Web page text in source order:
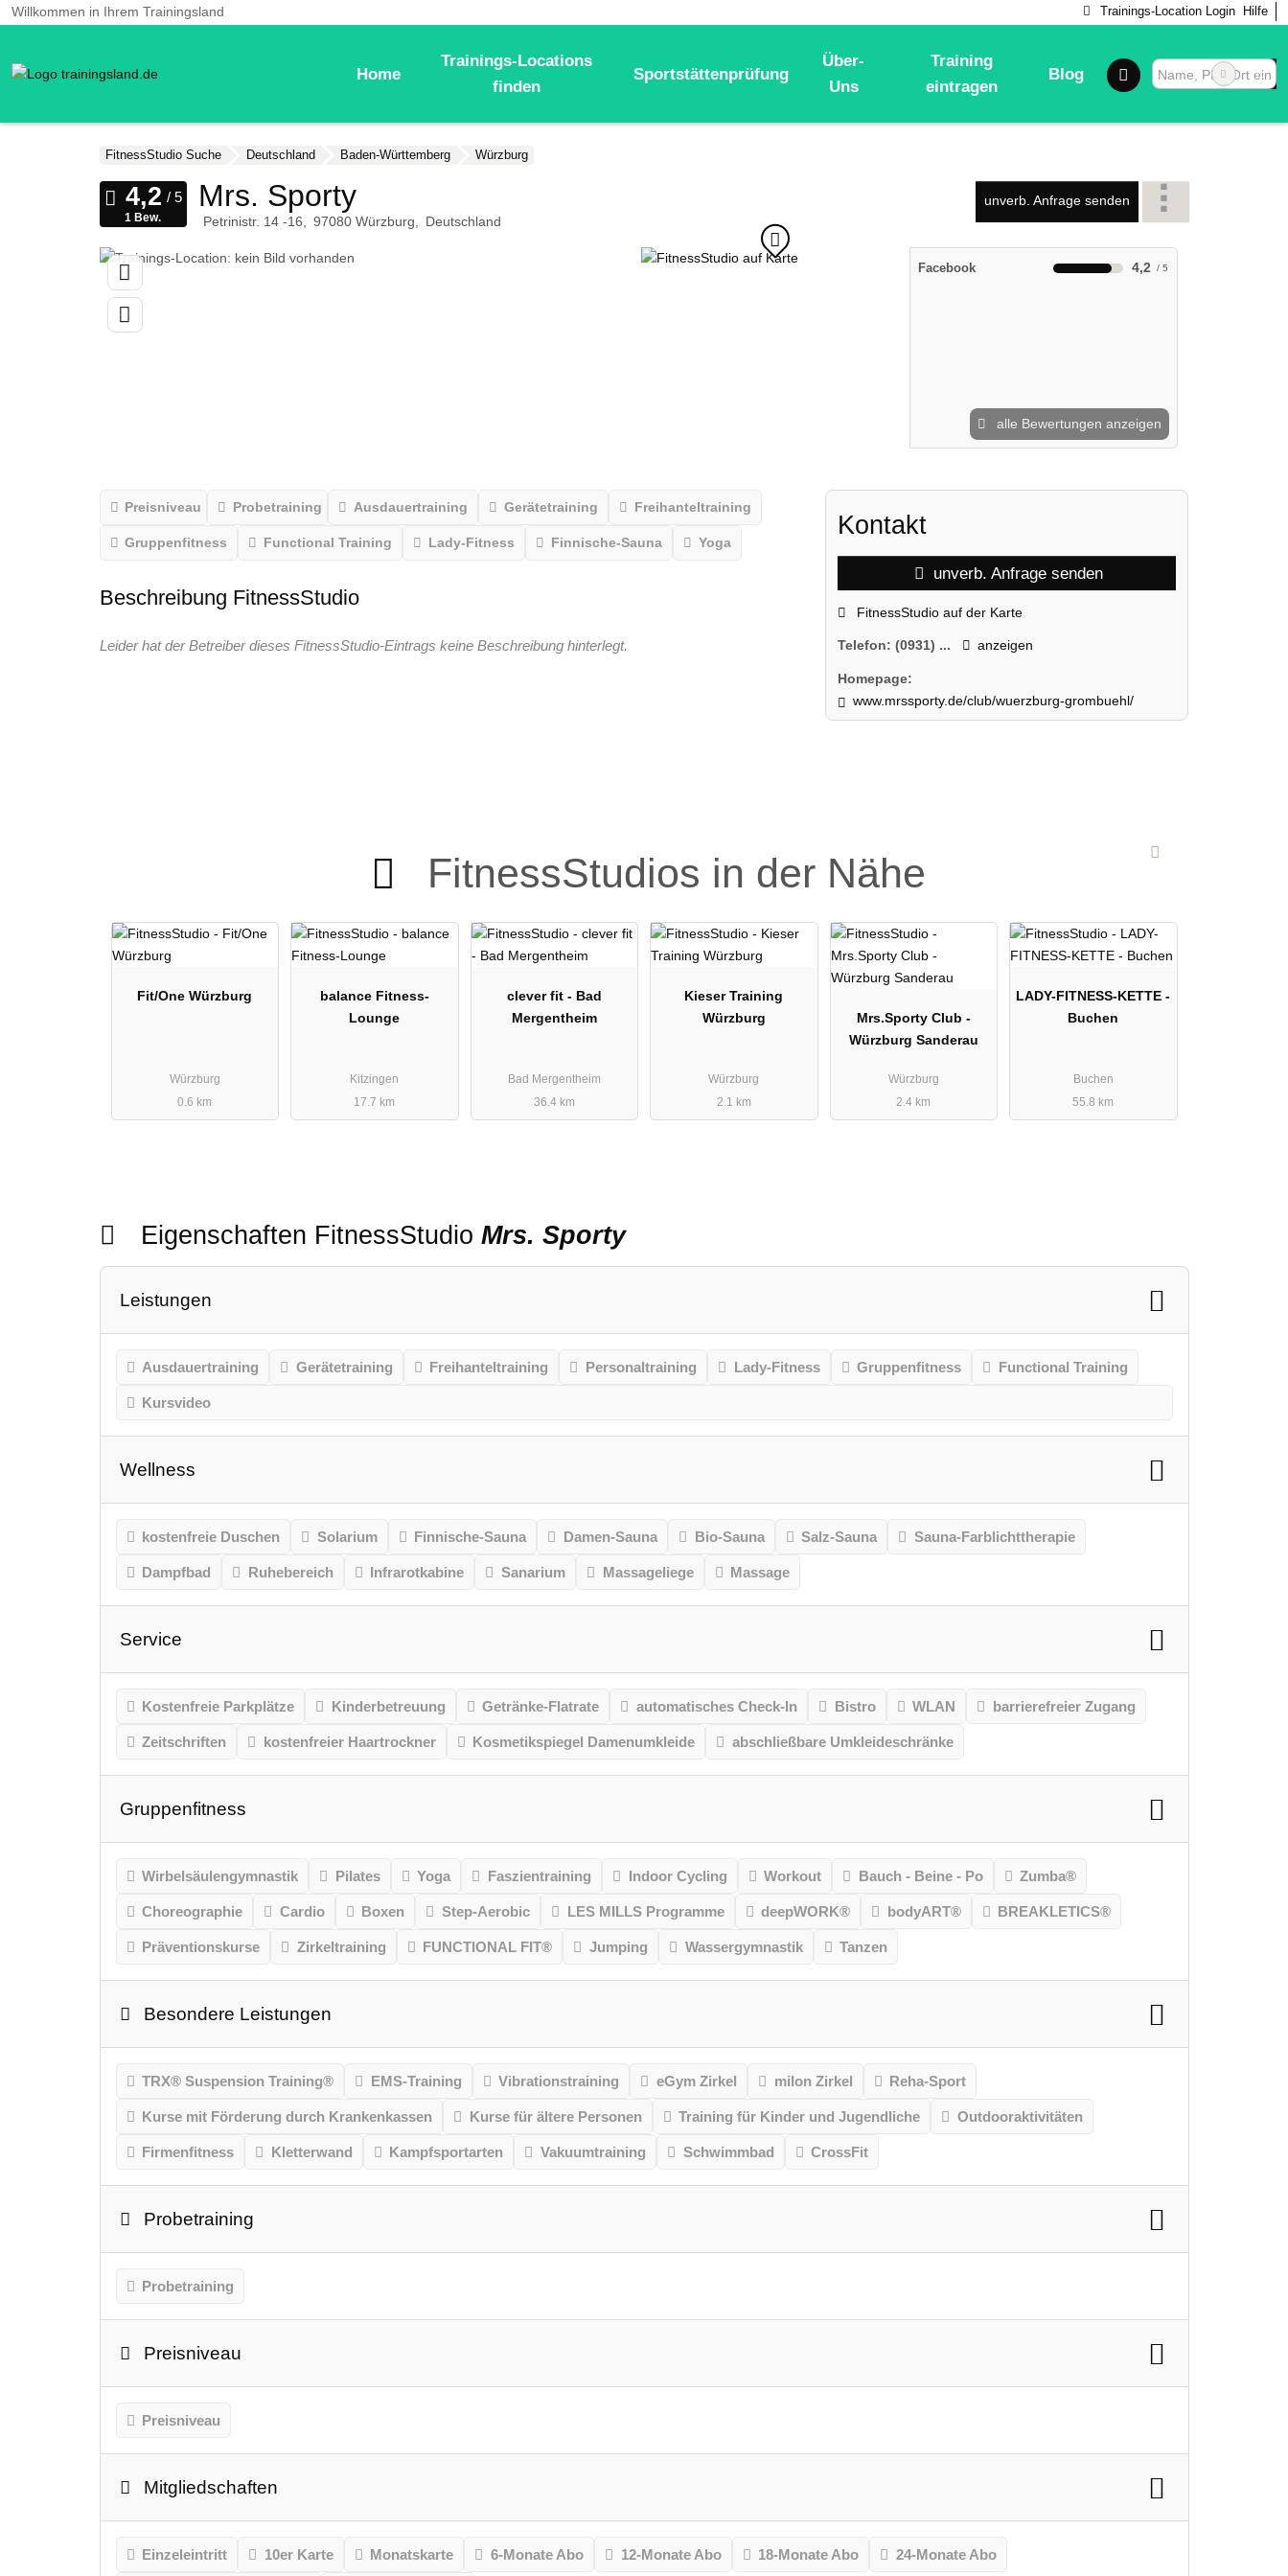
Willkommen in Ihrem Trainingsland Trainings-Location Login Hilfe
Home
Trainings-Locations
finden
Sportstättenprüfung
Über-
Uns
Training
eintragen
Blog
FitnessStudio Suche Deutschland Baden-Württemberg Würzburg
Mrs. Sporty
Petrinistr. 14 -16 97080 Würzburg Deutschland
unverb. Anfrage senden
1 Bew.
Facebook 4,2
alle Bewertungen anzeigen
Preisniveau Probetraining Ausdauertraining Gerätetraining Freihanteltraining
Gruppenfitness Functional Training Lady-Fitness Finnische-Sauna Yoga
Beschreibung FitnessStudio
Leider hat der Betreiber dieses FitnessStudio-Eintrags keine Beschreibung hinterlegt.
Kontakt
unverb. Anfrage senden
FitnessStudio auf der Karte
Telefon:(0931) ... anzeigen
Homepage:
www.mrssporty.de/club/wuerzburg-grombuehl/
FitnessStudios in der Nähe
Fit/One Würzburg
Würzburg
0.6 km
balance Fitness-
Lounge
Kitzingen
17.7 km
clever fit - Bad
Mergentheim
Bad Mergentheim
36.4 km
Kieser Training
Würzburg
Würzburg
2.1 km
Mrs.Sporty Club -
Würzburg Sanderau
Würzburg
2.4 km
LADY-FITNESS-KETTE -
Buchen
Buchen
55.8 km
Eigenschaften FitnessStudioMrs. Sporty
Leistungen
Ausdauertraining Gerätetraining Freihanteltraining Personaltraining Lady-Fitness Gruppenfitness Functional Training
Kursvideo
Wellness
kostenfreie Duschen Solarium Finnische-Sauna Damen-Sauna Bio-Sauna Salz-Sauna Sauna-Farblichttherapie
Dampfbad Ruhebereich Infrarotkabine Sanarium Massageliege Massage
Service
Kostenfreie Parkplätze Kinderbetreuung Getränke-Flatrate automatisches Check-In Bistro WLAN barrierefreier Zugang
Zeitschriften kostenfreier Haartrockner Kosmetikspiegel Damenumkleide abschließbare Umkleideschränke
Gruppenfitness
Wirbelsäulengymnastik Pilates Yoga Faszientraining Indoor Cycling Workout Bauch - Beine - Po Zumba®
Choreographie Cardio Boxen Step-Aerobic LES MILLS Programme deepWORK® bodyART® BREAKLETICS®
Präventionskurse Zirkeltraining FUNCTIONAL FIT® Jumping Wassergymnastik Tanzen
Besondere Leistungen
TRX® Suspension Training® EMS-Training Vibrationstraining eGym Zirkel milon Zirkel Reha-Sport
Kurse mit Förderung durch Krankenkassen Kurse für ältere Personen Training für Kinder und Jugendliche Outdooraktivitäten
Firmenfitness Kletterwand Kampfsportarten Vakuumtraining Schwimmbad CrossFit
Probetraining
Probetraining
Preisniveau
Preisniveau
Mitgliedschaften
Einzeleintritt 10er Karte Monatskarte 6-Monate Abo 12-Monate Abo 18-Monate Abo 24-Monate Abo